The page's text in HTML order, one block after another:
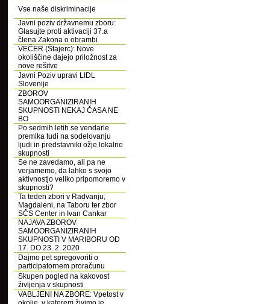
Vse naše diskriminacije
Javni poziv državnemu zboru:
Glasujte proti aktivaciji 37.a
člena Zakona o obrambi
VEČER (Štajerc): Nove
okoliščine dajejo priložnost za
nove rešitve
Javni Poziv upravi LIDL
Slovenije
ZBOROV
SAMOORGANIZIRANIH
SKUPNOSTI NEKAJ ČASA NE
BO
Po sedmih letih se vendarle
premika tudi na sodelovanju
ljudi in predstavniki ožje lokalne
skupnosti
Se ne zavedamo, ali pa ne
verjamemo, da lahko s svojo
aktivnostjo veliko pripomoremo v
skupnosti?
Ta teden zbori v Radvanju,
Magdaleni, na Taboru ter zbor
SČS Center in Ivan Cankar
NAJAVA ZBOROV
SAMOORGANIZIRANIH
SKUPNOSTI V MARIBORU OD
17. DO 23. 2. 2020
Dajmo pet spregovoriti o
participatornem proračunu
Skupen pogled na kakovost
življenja v skupnosti
VABLJENI NA ZBORE: Vpetost v